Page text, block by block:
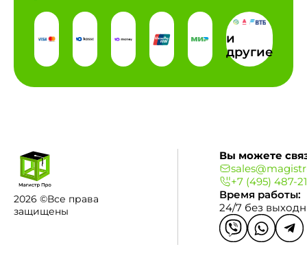
и
другие
2026 ©Все права
защищены
Вы можете
+7 (495) 487-
Время работы:
24/7 без